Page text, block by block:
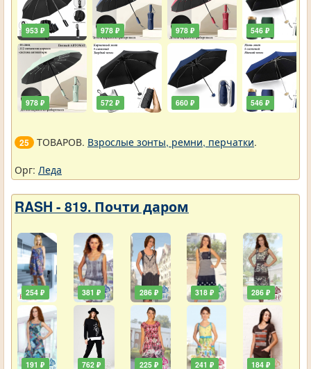
953 ₽
978 ₽
978 ₽
572 ₽
978 ₽
660 ₽
546 ₽
546 ₽
25 ТОВАРОВ. Взрослые зонты, ремни, перчатки.
Орг: Леда
RASH - 819. Почти даром
254 ₽
191 ₽
381 ₽
762 ₽
286 ₽
225 ₽
318 ₽
241 ₽
286 ₽
184 ₽